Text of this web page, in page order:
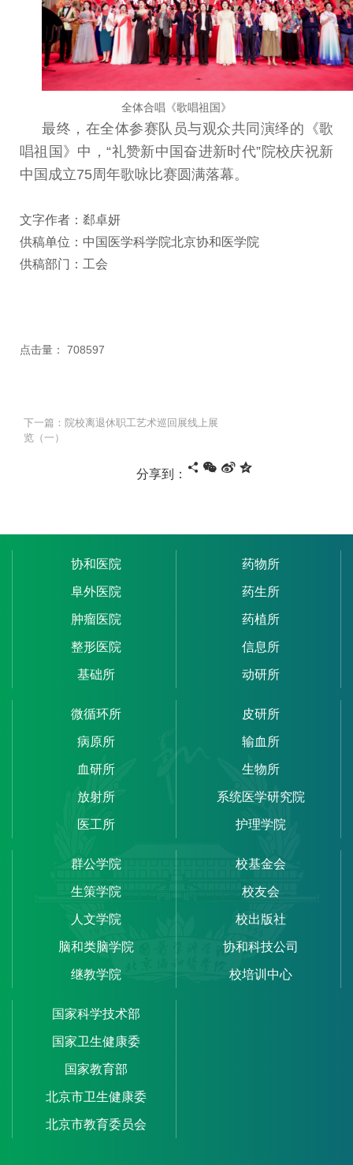
全体合唱《歌唱祖国》
最终 ， 在全体参赛队员与观众共同演绎的 《歌
唱祖国 》 中 ，“礼赞新中国奋进新时代”院校庆祝新
中国成立75周年歌咏 比赛圆满落幕。
文字作者：郄卓妍
供稿单位：中国医学科学院北京协和医学院
供稿部门：工会
点击量： 708597
下一篇：院校离退休职工艺术巡回展线上展
览（一）
分享到：
协和医院
阜外医院
肿瘤医院
整形医院
基础所
药物所
药生所
药植所
信息所
动研所
微循环所
病原所
血研所
放射所
医工所
皮研所
输血所
生物所
系统医学研究院
护理学院
群公学院
生策学院
人文学院
脑和类脑学院
继教学院
校基金会
校友会
校出版社
协和科技公司
校培训中心
国家科学技术部
国家卫生健康委
国家教育部
北京市卫生健康委
北京市教育委员会